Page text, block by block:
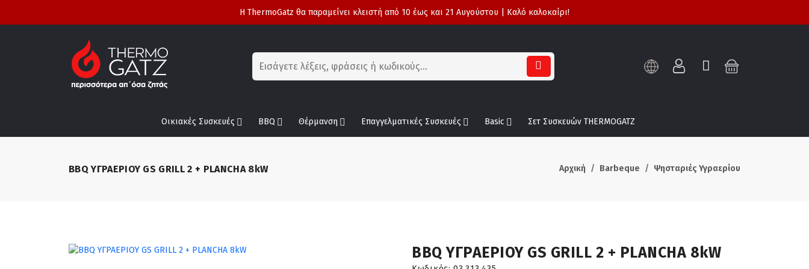
Η ThermoGatz θα παραμείνει κλειστή από 10 έως και 21 Αυγούστου | Καλό καλοκαίρι!
Οικιακές Συσκευές BBQ Θέρμανση Επαγγελματικές Συσκευές Basic Σετ Συσκευών THERMOGATZ
BBQ ΥΓΡΑΕΡΙΟΥ GS GRILL 2 + PLANCHA 8kW Αρχική Barbeque Ψησταριές Υγραερίου
BBQ ΥΓΡΑΕΡΙΟΥ GS GRILL 2 + PLANCHA 8kW